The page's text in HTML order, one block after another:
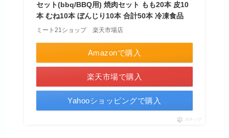
セット(bbq/BBQ用) 焼肉セット もも20本 皮10
本 むね10本 ぼんじり10本 合計50本 冷凍食品
ミート21ショップ 楽天市場店
Amazonで購入
楽天市場で購入
Yahooショッピングで購入
ポチップ